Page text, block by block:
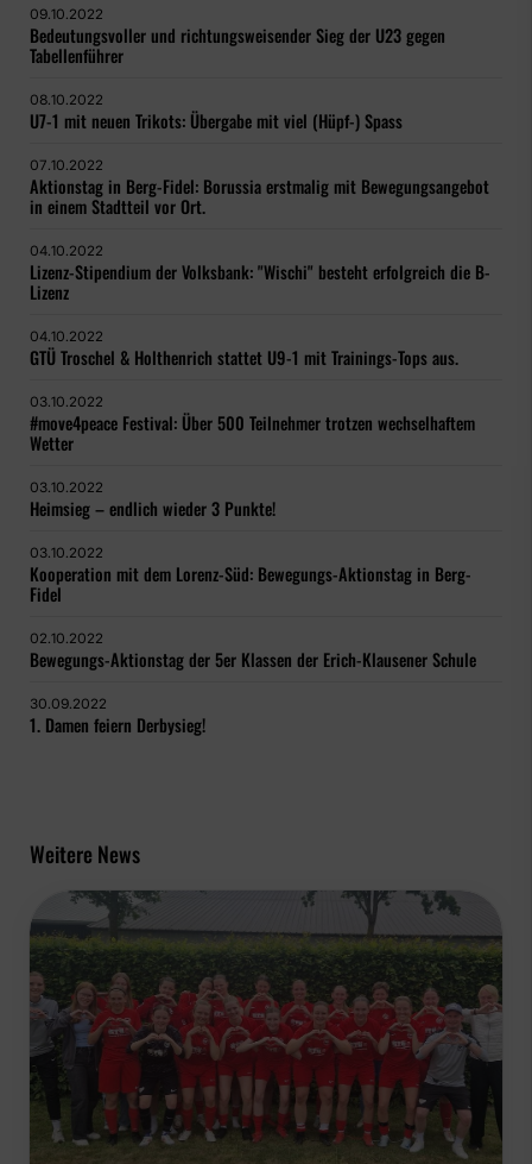
09.10.2022
Bedeutungsvoller und richtungsweisender Sieg der U23 gegen
Tabellenführer
08.10.2022
U7-1 mit neuen Trikots: Übergabe mit viel (Hüpf-) Spass
07.10.2022
Aktionstag in Berg-Fidel: Borussia erstmalig mit Bewegungsangebot
in einem Stadtteil vor Ort.
04.10.2022
Lizenz-Stipendium der Volksbank: "Wischi" besteht erfolgreich die B-
Lizenz
04.10.2022
GTÜ Troschel & Holthenrich stattet U9-1 mit Trainings-Tops aus.
03.10.2022
#move4peace Festival: Über 500 Teilnehmer trotzen wechselhaftem
Wetter
03.10.2022
Heimsieg – endlich wieder 3 Punkte!
03.10.2022
Kooperation mit dem Lorenz-Süd: Bewegungs-Aktionstag in Berg-
Fidel
02.10.2022
Bewegungs-Aktionstag der 5er Klassen der Erich-Klausener Schule
30.09.2022
1. Damen feiern Derbysieg!
Weitere News